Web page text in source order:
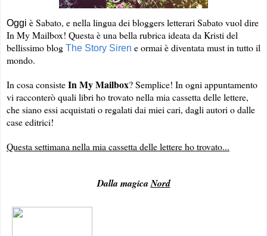
Oggi è Sabato, e nella lingua dei bloggers letterari Sabato vuol dire
In My Mailbox! Questa è una bella rubrica ideata da Kristi del
bellissimo blog The Story Siren e ormai è diventata must in tutto il
mondo.
In cosa consisteIn My Mailbox?Semplice! In ogni appuntamento
vi racconterò quali libri ho trovato nella mia cassetta delle lettere,
che siano essi acquistati o regalati dai miei cari, dagli autori o dalle
case editrici!
Questa settimana nella mia cassetta delle lettere ho trovato...
Dalla magicaNord